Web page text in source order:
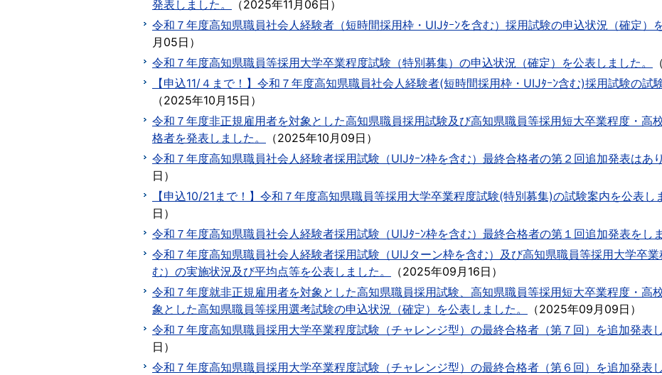
発表しました。
（2025年11月06日 ）
令和７年度高知県職員社会人経験者（短時間採用枠・UIJﾀｰﾝを含む）採用試験の申込状況（確定）
月05日 ）
令和７年度高知県職員等採用大学卒業程度試験（特別募集）の申込状況（確定）を公表しました。
（
【申込11/４まで！】令和７年度高知県職員社会人経験者(短時間採用枠・UIJﾀｰﾝ含む)採用試験の試
（2025年10月15日 ）
令和７年度非正規雇用者を対象とした高知県職員採用試験及び高知県職員等採用短大卒業程度・高
格者を発表しました。
（2025年10月09日 ）
令和７年度高知県職員社会人経験者採用試験（UIJﾀｰﾝ枠を含む）最終合格者の第２回追加発表はあり
日 ）
【申込10/21まで！】令和７年度高知県職員等採用大学卒業程度試験(特別募集)の試験案内を公表し
日 ）
令和７年度高知県職員社会人経験者採用試験（UIJﾀｰﾝ枠を含む）最終合格者の第１回追加発表をしま
令和７年度高知県職員社会人経験者採用試験（UIJターン枠を含む）及び高知県職員等採用大学卒
む）の実施状況及び平均点等を公表しました。
（2025年09月16日 ）
令和７年度就非正規雇用者を対象とした高知県職員採用試験、高知県職員等採用短大卒業程度・高
象とした高知県職員等採用選考試験の申込状況（確定）を公表しました。
（2025年09月09日 ）
令和７年度高知県職員採用大学卒業程度試験（チャレンジ型）の最終合格者（第７回）を追加発表し
日 ）
令和７年度高知県職員採用大学卒業程度試験（チャレンジ型）の最終合格者（第６回）を追加発表し